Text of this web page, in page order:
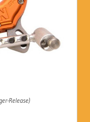
Release)